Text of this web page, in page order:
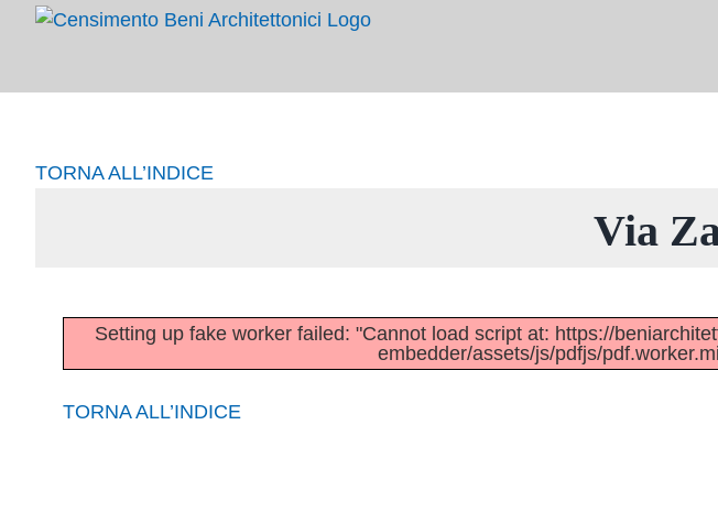
Salta
TORNA ALL’INDICE
Via
Setting up fake worker failed: "Cannot load script at: https://
embedder/assets/js/pdfjs/
TORNA ALL’INDICE